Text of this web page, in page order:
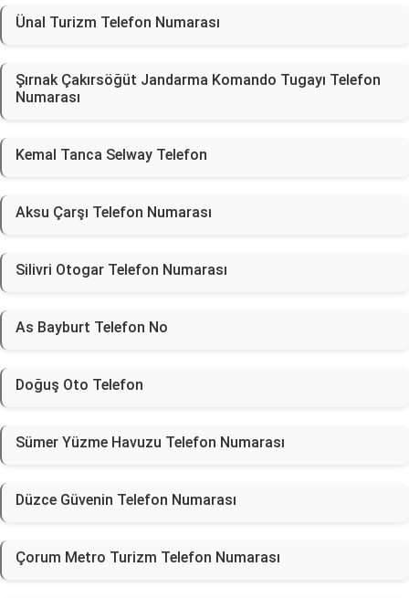
Ünal Turizm Telefon Numarası
Şırnak Çakırsöğüt Jandarma Komando Tugayı Telefon
Numarası
Kemal Tanca Selway Telefon
Aksu Çarşı Telefon Numarası
Silivri Otogar Telefon Numarası
As Bayburt Telefon No
Doğuş Oto Telefon
Sümer Yüzme Havuzu Telefon Numarası
Düzce Güvenin Telefon Numarası
Çorum Metro Turizm Telefon Numarası